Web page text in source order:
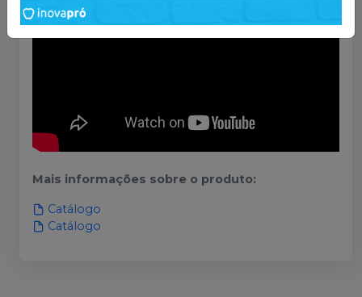
Mais informações sobre o produto:
Catálogo
Catálogo